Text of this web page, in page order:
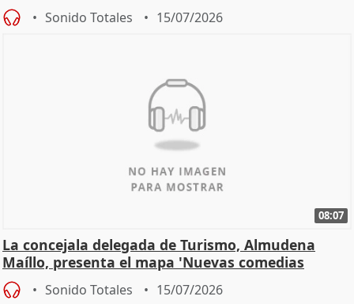
Sonido Totales 15/07/2026
08:07
La concejala delegada de Turismo, Almudena
Maíllo, presenta el mapa 'Nuevas comedias
madrileñas'
Sonido Totales 15/07/2026